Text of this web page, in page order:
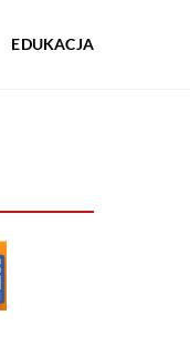
EDUKACJA